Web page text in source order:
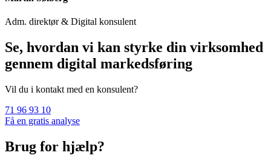
Adm. direktør & Digital konsulent
Se, hvordan vi kan styrke din virksomhed
gennem digital markedsføring
Vil du i kontakt med en konsulent?
71 96 93 10
Få en gratis analyse
Brug for hjælp?